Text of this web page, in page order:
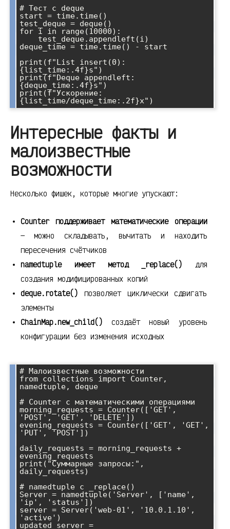
# Тест с deque
start = time.time()
test_deque = deque()
for i in range(10000):
deque_time = time.time() - start
print(f"List insert(0):
{list_time:.4f}s")
print(f"Deque appendleft:
{deque_time:.4f}s")
print(f"Ускорение:
Интересные факты и
малоизвестные
возможности
Несколько фишек, которые многие упускают:
Counter поддерживает математические операции
— можно складывать, вычитать и находить
пересечения счётчиков
namedtuple имеет метод _replace() для
создания модифицированных копий
deque.rotate() позволяет циклически сдвигать
элементы
ChainMap.new_child() создаёт новый уровень
конфигурации без изменения исходных
# Малоизвестные возможности
from collections import Counter,
namedtuple, deque
# Counter с математическими операциями
morning_requests = Counter(['GET',
'POST', 'GET', 'DELETE'])
evening_requests = Counter(['GET', 'GET',
'PUT', 'POST'])
daily_requests = morning_requests +
evening_requests
print("Суммарные запросы:",
daily_requests)
# namedtuple с _replace()
Server = namedtuple('Server', ['name',
'ip', 'status'])
server = Server('web-01', '10.0.1.10',
'active')
updated_server =